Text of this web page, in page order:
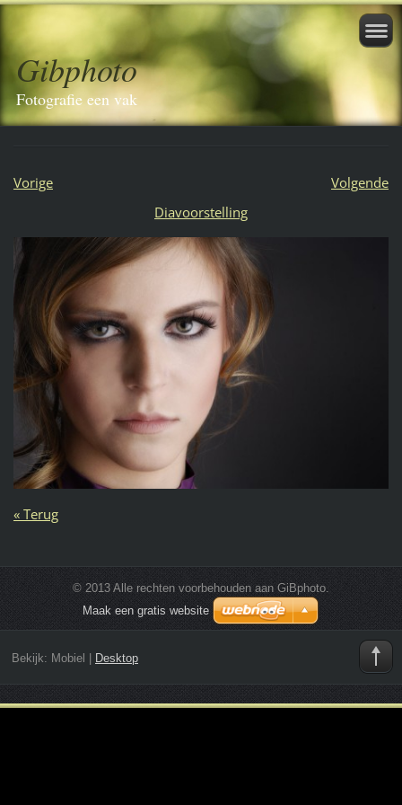
Gibphoto
Fotografie een vak
Vorige
Volgende
Diavoorstelling
« Terug
© 2013 Alle rechten voorbehouden aan GiBphoto.
Maak een gratis website
Bekijk: Mobiel | Desktop